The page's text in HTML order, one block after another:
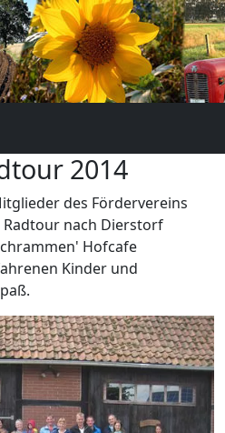
2014
des Fördervereins
nach Dierstorf
Hofcafe
Kinder und